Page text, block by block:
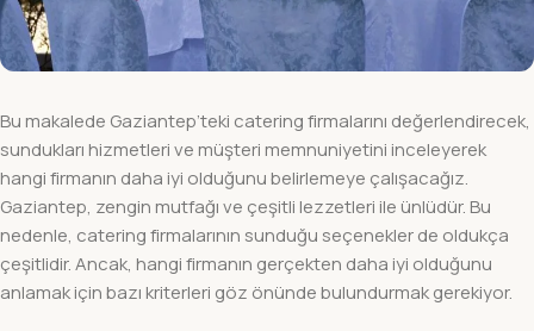
Bu makalede Gaziantep’teki catering firmalarını değerlendirecek,
sundukları hizmetleri ve müşteri memnuniyetini inceleyerek
hangi firmanın daha iyi olduğunu belirlemeye çalışacağız.
Gaziantep, zengin mutfağı ve çeşitli lezzetleri ile ünlüdür. Bu
nedenle, catering firmalarının sunduğu seçenekler de oldukça
çeşitlidir. Ancak, hangi firmanın gerçekten daha iyi olduğunu
anlamak için bazı kriterleri göz önünde bulundurmak gerekiyor.